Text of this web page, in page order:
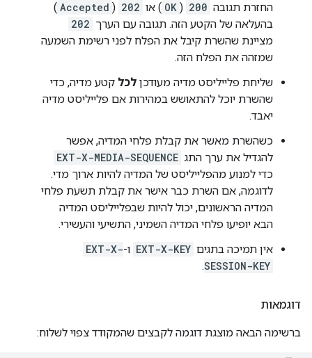
החזרת תגובה 200
(
OK ) או 202
(
Accepted
)
בהעלאה של הקטע הזה. תגובה עם הערך 202
מציינת שהשרת קיבל את הפלח לפני רשימת השמעה
שמזהה את הפלח הזה.
שליחת פלייליסט מדיה מעודכן לכל קטע מדיה, כדי
שהשרת יוכל להתאושש במהירות אם פלייליסט מדיה
יאבד.
כשהשרת מאשר את קבלת פלחי המדיה, אפשר
להגדיל את ערך התג EXT-X-MEDIA-SEQUENCE
כדי למנוע מהפלייליסט של המדיה להיות ארוך מדי.
לדוגמה, אם השרת כבר אישר את קבלת תשעת פלחי
המדיה הראשונים, יכול להיות שבפלייליסט המדיה
הבא יופיעו פלחי המדיה השמיני, התשיעי והעשירי.
אין תמיכה בתגים EXT-X-KEY ו-EXT-X-
SESSION-KEY
.
דוגמאות
ברשימה הבאה מוצגת דוגמה לקבצים שהמקודד צפוי לשלוח: